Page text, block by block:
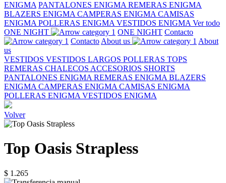
ENIGMA PANTALONES ENIGMA REMERAS ENIGMA
BLAZERS ENIGMA CAMPERAS ENIGMA CAMISAS
ENIGMA POLLERAS ENIGMA VESTIDOS ENIGMA Ver todo
ONE NIGHT
ONE NIGHT Contacto
Contacto About us
About
us
VESTIDOS VESTIDOS LARGOS POLLERAS TOPS
REMERAS CHALECOS ACCESORIOS SHORTS
PANTALONES ENIGMA REMERAS ENIGMA BLAZERS
ENIGMA CAMPERAS ENIGMA CAMISAS ENIGMA
POLLERAS ENIGMA VESTIDOS ENIGMA
Volver
Top Oasis Strapless
$ 1.265